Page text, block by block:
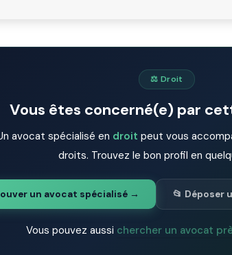
⚖️ Droit
Vous êtes concerné(e) par
avocat spécialisé en droit peut vous
droits. Trouvez le bon profil en
un avocat spécialisé → 📂 Déposer
Vous pouvez aussi chercher un avocat